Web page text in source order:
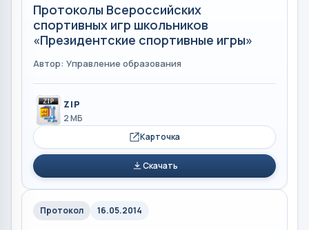
Протоколы Всероссийских
спортивных игр школьников
«Президентские спортивные игры»
Автор: Управление образования
ZIP
2 МБ
Карточка
Скачать
Протокол 16.05.2014